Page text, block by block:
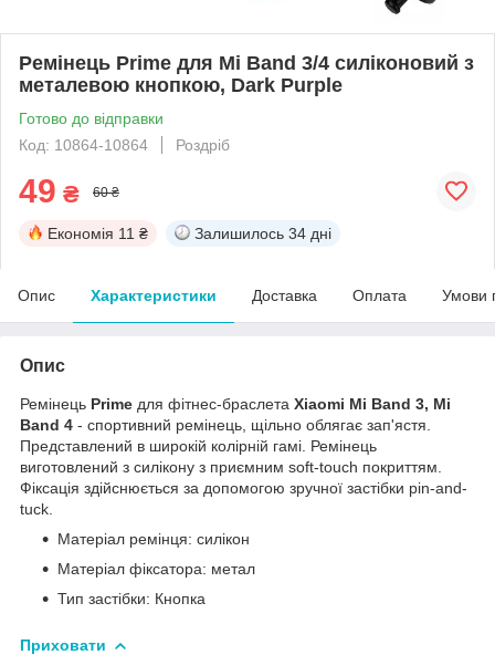
Ремінець Prime для Mi Band 3/4 силіконовий з
металевою кнопкою, Dark Purple
Готово до відправки
Код: 10864-10864
Роздріб
49 ₴ 60 ₴
Економія 11 ₴ Залишилось 34 дні
Опис Характеристики Доставка Оплата Умови
Опис
Ремінець Prime для фітнес-браслета Xiaomi Mi Band 3, Mi
Band 4 - спортивний ремінець, щільно облягає зап'ястя.
Представлений в широкій колірній гамі. Ремінець
виготовлений з силікону з приємним soft-touch покриттям.
Фіксація здійснюється за допомогою зручної застібки pin-and-
tuck.
Матеріал ремінця: силікон
Матеріал фіксатора: метал
Тип застібки: Кнопка
Приховати